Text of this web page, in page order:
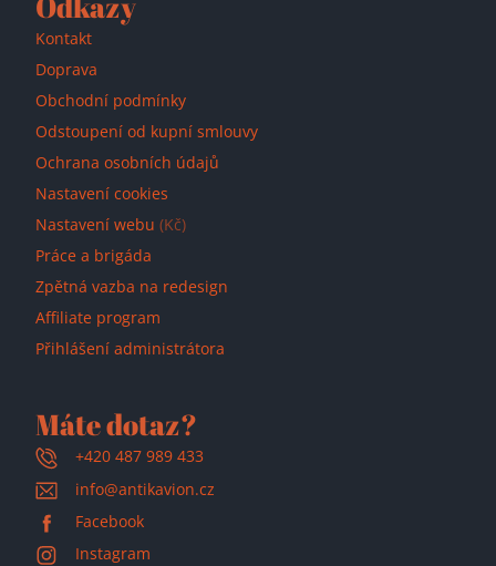
Kontakt
Doprava
Obchodní podmínky
Odstoupení od kupní smlouvy
Ochrana osobních údajů
Nastavení cookies
Nastavení webu (Kč)
Práce a brigáda
Zpětná vazba na redesign
Affiliate program
Přihlášení administrátora
Máte dotaz?
+420 487 989 433
info@antikavion.cz
Facebook
Instagram